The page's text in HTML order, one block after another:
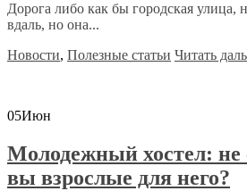
Дорога либо как бы городская улица,
вдаль, но она...
Новости, Полезные статьи Читать
05Июн
Молодежный хостел:
вы взрослые для него?